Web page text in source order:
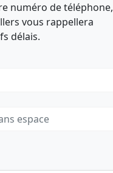
numéro de téléphone,
vous rappellera
délais.